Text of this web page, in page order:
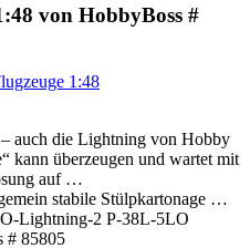
von HobbyBoss #
1:48
auch die Lightning von Hobby
kann überzeugen und wartet mit
auf …
stabile Stülpkartonage …